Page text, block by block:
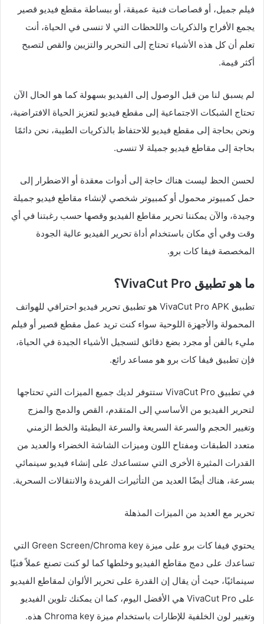
فيلم جميل، أو قصاصات فنية عميقة، أو ببساطة مقطع فيديو قصير
يجمع الأفراح والذكريات واللحظات التي لا تنسى في الحياة، أنت
تعلم أن كل هذه الأشياء تحتاج إلى التحرير والتزيين والقص لتصبح
أكثر قيمة.
لم يسبق لنا من قبل الوصول إلى الفيديو بسهولة كما هو الحال الآن
تحتاج الشبكات الاجتماعية إلى مقطع فيديو لتعزيز الحياة الافتراضية،
ونحن بحاجة إلى مقطع فيديو للاحتفاظ بالذكريات الطيبة، نحن دائمًا
بحاجة إلى مقاطع فيديو جميلة لا تنسى.
لحسن الحظ ليست هناك حاجة إلى أدوات معقدة أو الاضطرار إلى
حمل كمبيوتر محمول أو كمبيوتر شخصي لإنشاء مقاطع فيديو جميلة
وجيدة، والآن يمكننا تحرير مقاطع الفيديو وقصها حسب رغبتنا في أي
وقت وفي أي مكان باستخدام أداة تحرير الفيديو عالية الجودة
المخصصة فيفا كات برو.
ما هو تطبيق VivaCut Pro؟
تطبيق VivaCut Pro APK هو تطبيق تحرير فيديو احترافي للهواتف
المحمولة والأجهزة اللوحية سواء كنت تريد عمل مقطع قصير أو فيلم
مليء بالفن أو مجرد بضع دقائق لتسجيل الأشياء الجيدة في الحياة،
فإن تطبيق فيفا كات برو هو مساعد رائع.
في تطبيق VivaCut Pro ستتوفر لديك جميع الميزات التي تحتاجها
لتحرير الفيديو من الأساسي إلى المتقدم، القص والدمج والمزج
وتغيير الحجم والسرعة السريعة والسرعة البطيئة والخط الزمني
متعدد الطبقات ومفتاح اللون وميزات الشاشة الخضراء والعديد من
القدرات المثيرة الأخرى التي ستساعدك على إنشاء فيديو سينمائي
بسرعة، هناك أيضًا العديد من التأثيرات الفريدة والانتقالات السحرية.
تحرير مع العديد من الميزات المذهلة
يحتوي فيفا كات برو على ميزة Green Screen/Chroma key التي
تساعدك على دمج مقاطع الفيديو وخلطها كما لو كنت تصنع عملاً فنيًا
سينمائيًا، حيث أن يقال إن القدرة على تحرير الألوان لمقاطع الفيديو
على VivaCut Pro هي الأفضل اليوم، كما ان يمكنك تلوين الفيديو
وتغيير لون الخلفية للإطارات باستخدام ميزة Chroma key هذه.